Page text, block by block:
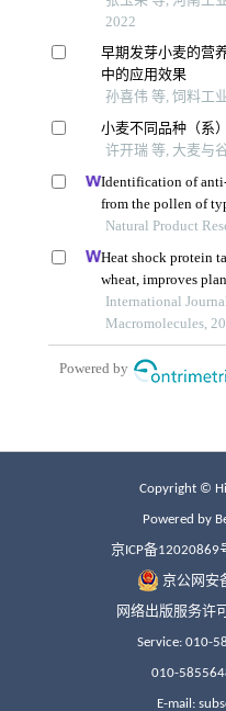
Copyright ©
Powered by
京ICP备12020869
京公网安
网络出版服务许
Service: 010-
010-
E-mail: